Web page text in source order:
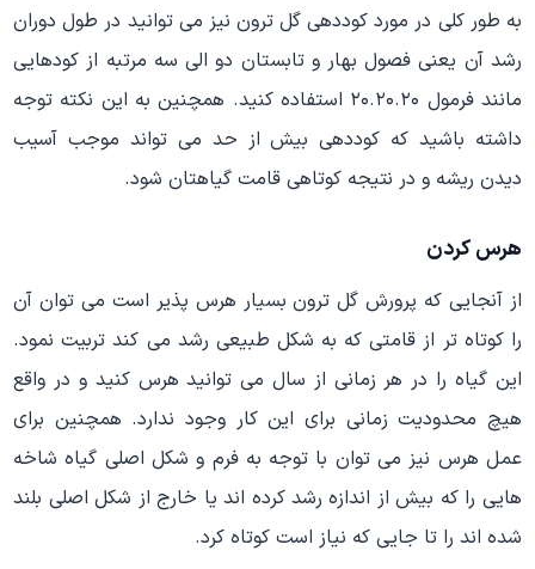
به طور کلی در مورد کوددهی گل ترون نیز می توانید در طول دوران
رشد آن یعنی فصول بهار و تابستان دو الی سه مرتبه از کودهایی
مانند فرمول ۲۰.۲۰.۲۰ استفاده کنید. همچنین به این نکته توجه
داشته باشید که کوددهی بیش از حد می تواند موجب آسیب
دیدن ریشه و در نتیجه کوتاهی قامت گیاهتان شود.
هرس کردن
از آنجایی که پرورش گل ترون بسیار هرس پذیر است می توان آن
را کوتاه تر از قامتی که به شکل طبیعی رشد می کند تربیت نمود.
این گیاه را در هر زمانی از سال می توانید هرس کنید و در واقع
هیچ محدودیت زمانی برای این کار وجود ندارد. همچنین برای
عمل هرس نیز می توان با توجه به فرم و شکل اصلی گیاه شاخه
هایی را که بیش از اندازه رشد کرده اند یا خارج از شکل اصلی بلند
شده اند را تا جایی که نیاز است کوتاه کرد.